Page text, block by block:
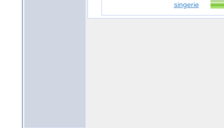
singerie